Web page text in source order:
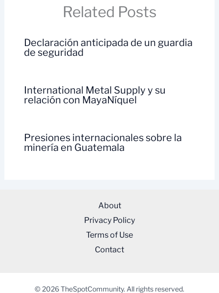
Related Posts
Declaración anticipada de un guardia
de seguridad
International Metal Supply y su
relación con MayaNíquel
Presiones internacionales sobre la
minería en Guatemala
About
Privacy Policy
Terms of Use
Contact
© 2026 TheSpotCommunity. All rights reserved.